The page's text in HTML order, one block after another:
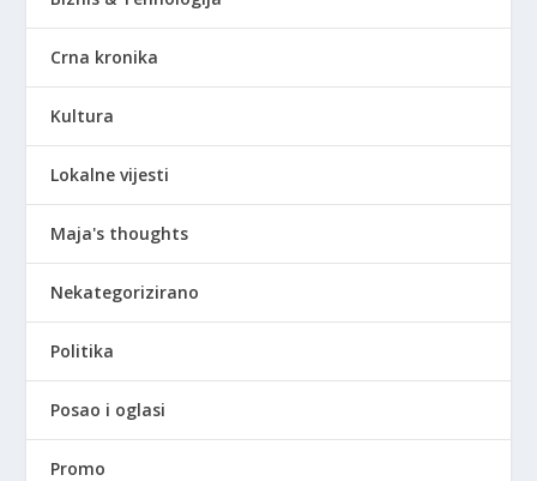
Crna kronika
Kultura
Lokalne vijesti
Maja's thoughts
Nekategorizirano
Politika
Posao i oglasi
Promo